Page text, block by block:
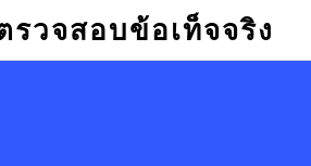
รวจสอบข้อเท็จจริง